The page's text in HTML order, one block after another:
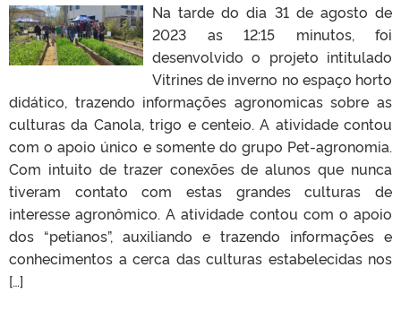
Na tarde do dia 31 de agosto de
2023 as 12:15 minutos, foi
desenvolvido o projeto intitulado
Vitrines de inverno no espaço horto
didático, trazendo informações agronomicas sobre as
culturas da Canola, trigo e centeio. A atividade contou
com o apoio único e somente do grupo Pet-agronomia.
Com intuito de trazer conexões de alunos que nunca
tiveram contato com estas grandes culturas de
interesse agronômico. A atividade contou com o apoio
dos “petianos”, auxiliando e trazendo informações e
conhecimentos a cerca das culturas estabelecidas nos
[…]